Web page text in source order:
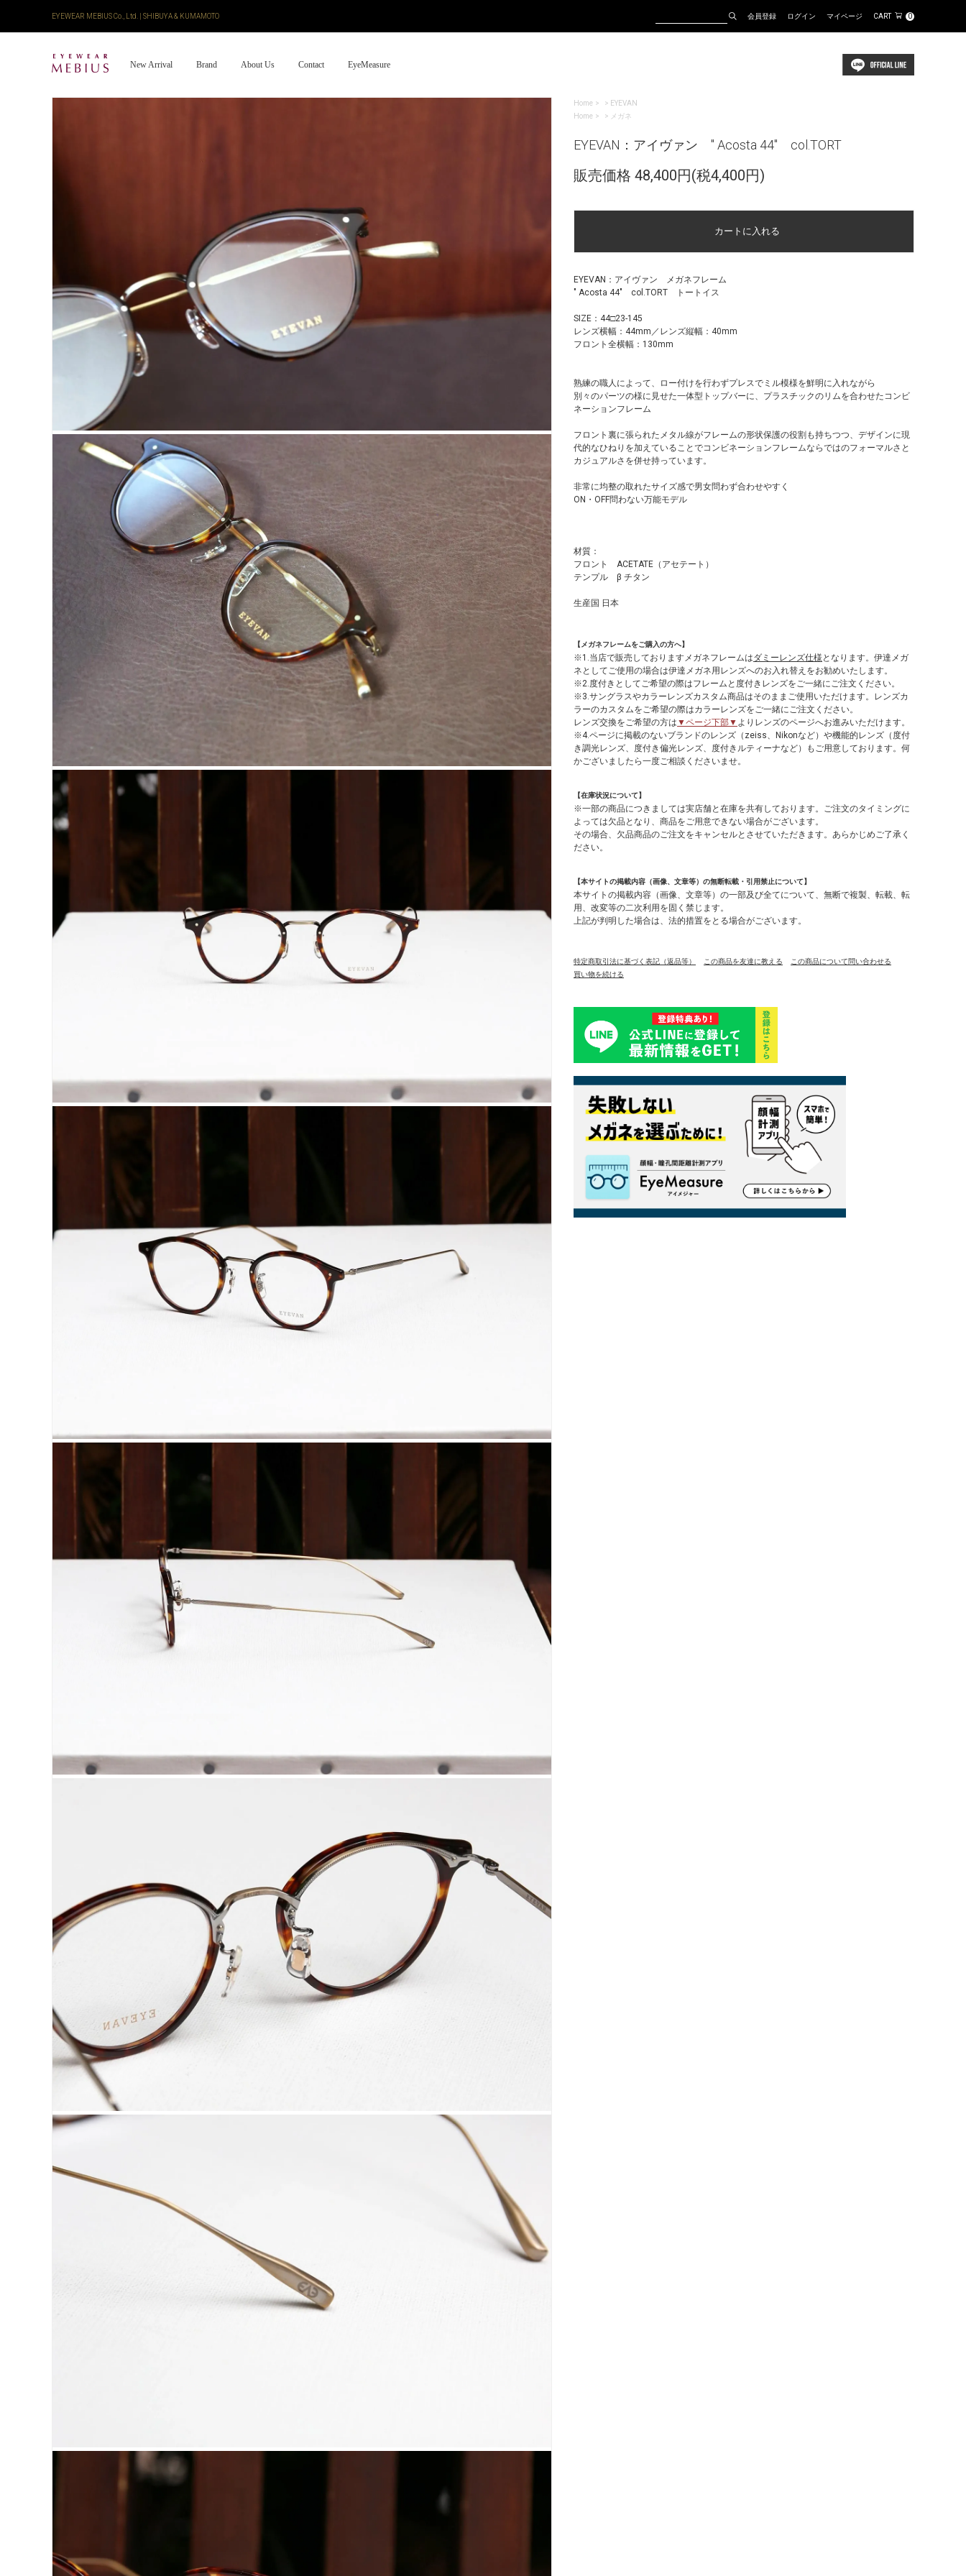
EYEWEAR MEBIUS Co., Ltd. | SHIBUYA & KUMAMOTO 会員登録 ログイン マイページ CART 0
New Arrival Brand About Us Contact EyeMeasure
Home > EYEVAN
Home
> メガネ
EYEVAN：アイヴァン " Acosta 44" col.TORT
販売価格 48,400円(税4,400円)
EYEVAN：アイヴァン メガネフレーム
" Acosta 44" col.TORT トートイス
SIZE：44□23-145
レンズ横幅：44mm／レンズ縦幅：40mm
フロント全横幅：130mm
熟練の職人によって、ロー付けを行わずプレスでミル模様を鮮明に入れながら
別々のパーツの様に見せた一体型トップバーに、プラスチックのリムを合わせたコンビ
ネーションフレーム
フロント裏に張られたメタル線がフレームの形状保護の役割も持ちつつ、デザインに現
代的なひねりを加えていることでコンビネーションフレームならではのフォーマルさと
カジュアルさを併せ持っています。
非常に均整の取れたサイズ感で男女問わず合わせやすく
ON・OFF問わない万能モデル
材質：
フロント ACETATE（アセテート）
テンプル β チタン
生産国 日本
【メガネフレームをご購入の方へ】
※1.当店で販売しておりますメガネフレームはダミーレンズ仕様 となります。伊達メガ
ネとしてご使用の場合は伊達メガネ用レンズへのお入れ替えをお勧めいたします。
※2.度付きとしてご希望の際はフレームと度付きレンズをご一緒にご注文ください。
※3.サングラスやカラーレンズカスタム商品はそのままご使用いただけます。レンズカ
ラーのカスタムをご希望の際はカラーレンズをご一緒にご注文ください。
レンズ交換をご希望の方は ▼ページ下部▼ よりレンズのページへお進みいただけます。
※4.ページに掲載のないブランドのレンズ（zeiss、Nikonなど）や機能的レンズ（度付
き調光レンズ、度付き偏光レンズ、度付きルティーナなど）もご用意しております。何
かございましたら一度ご相談くださいませ。
【在庫状況について】
※一部の商品につきましては実店舗と在庫を共有しております。ご注文のタイミングに
よっては欠品となり、商品をご用意できない場合がございます。
その場合、欠品商品のご注文をキャンセルとさせていただきます。あらかじめご了承く
ださい。
【本サイトの掲載内容（画像、文章等）の無断転載・引用禁止について】
本サイトの掲載内容（画像、文章等）の一部及び全てについて、無断で複製、転載、転
用、改変等の二次利用を固く禁じます。
上記が判明した場合は、法的措置をとる場合がございます。
特定商取引法に基づく表記（返品等） この商品を友達に教える
この商品について問い合わせる
買い物を続ける